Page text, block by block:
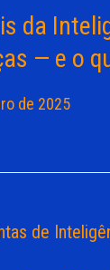
da
— e o
de 2025